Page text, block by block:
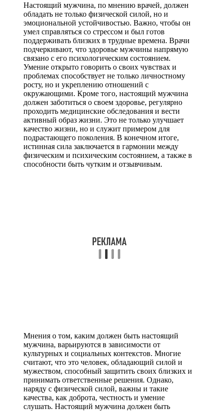
Настоящий мужчина, по мнению врачей, должен
обладать не только физической силой, но и
эмоциональной устойчивостью. Важно, чтобы он
умел справляться со стрессом и был готов
поддерживать близких в трудные времена. Врачи
подчеркивают, что здоровье мужчины напрямую
связано с его психологическим состоянием.
Умение открыто говорить о своих чувствах и
проблемах способствует не только личностному
росту, но и укреплению отношений с
окружающими. Кроме того, настоящий мужчина
должен заботиться о своем здоровье, регулярно
проходить медицинские обследования и вести
активный образ жизни. Это не только улучшает
качество жизни, но и служит примером для
подрастающего поколения. В конечном итоге,
истинная сила заключается в гармонии между
физическим и психическим состоянием, а также в
способности быть чутким и отзывчивым.
Мнения о том, каким должен быть настоящий
мужчина, варьируются в зависимости от
культурных и социальных контекстов. Многие
считают, что это человек, обладающий силой и
мужеством, способный защитить своих близких и
принимать ответственные решения. Однако,
наряду с физической силой, важны и такие
качества, как доброта, честность и умение
слушать. Настоящий мужчина должен быть